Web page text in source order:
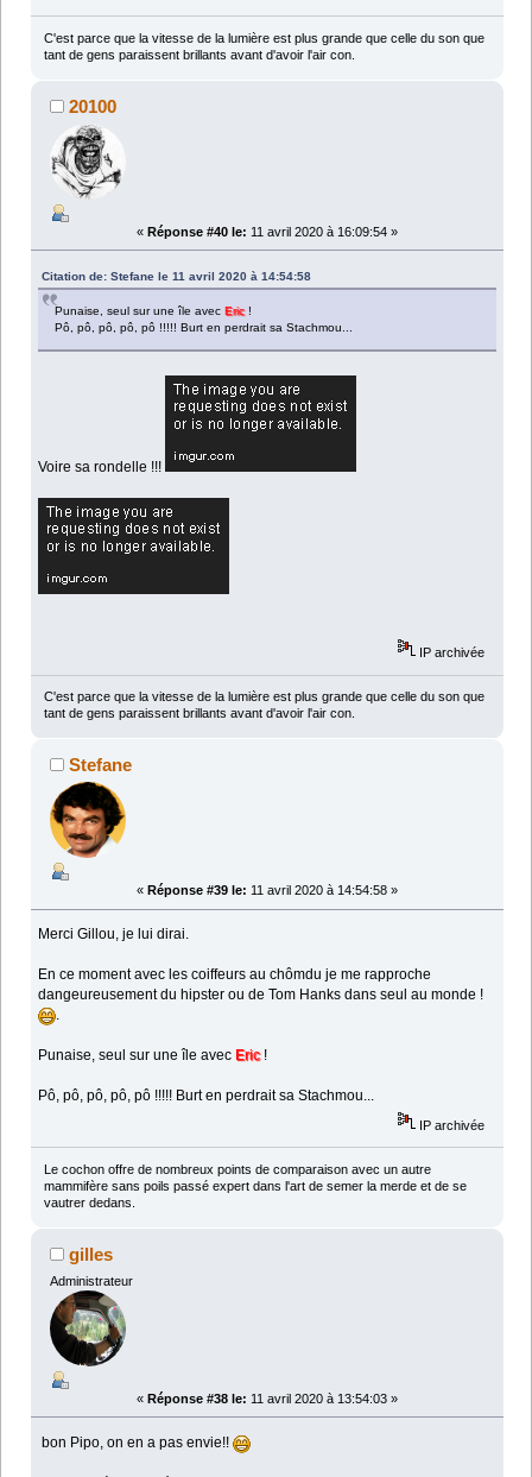
C'est parce que la vitesse de la lumière est plus grande que celle du son que
tant de gens paraissent brillants avant d'avoir l'air con.
20100
« Réponse #40 le: 11 avril 2020 à 16:09:54 »
Citation de: Stefane le 11 avril 2020 à 14:54:58
Punaise, seul sur une île avecEric!
Pô, pô, pô, pô, pô !!!!! Burt en perdrait sa Stachmou...
Voire sa rondelle !!!
IP archivée
C'est parce que la vitesse de la lumière est plus grande que celle du son que
tant de gens paraissent brillants avant d'avoir l'air con.
Stefane
« Réponse #39 le: 11 avril 2020 à 14:54:58 »
Merci Gillou, je lui dirai.
En ce moment avec les coiffeurs au chômdu je me rapproche
dangeureusement du hipster ou de Tom Hanks dans seul au monde !
.
Punaise, seul sur une île avec Eric!
Pô, pô, pô, pô, pô !!!!! Burt en perdrait sa Stachmou...
IP archivée
Le cochon offre de nombreux points de comparaison avec un autre
mammifère sans poils passé expert dans l'art de semer la merde et de se
vautrer dedans.
gilles
Administrateur
« Réponse #38 le: 11 avril 2020 à 13:54:03 »
bon Pipo, on en a pas envie!!